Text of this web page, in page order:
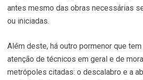
antes mesmo das obras necessárias
ou iniciadas.
Além deste, há outro pormenor que tem
atenção de técnicos em geral e de
metrópoles citadas: o descalabro e a